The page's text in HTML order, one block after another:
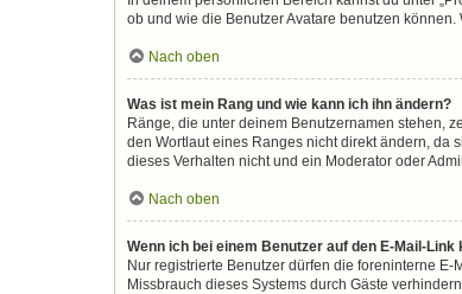
ob und wie die Benutzer Avatare benutzen
Nach oben
Was ist mein Rang und wie kann ich ihn ändern?
Ränge, die unter deinem Benutzernamen stehen,
den Wortlaut eines Ranges nicht direkt ändern,
dieses Verhalten nicht und ein Moderator oder
Nach oben
Wenn ich bei einem Benutzer auf den E-Mail-
Nur registrierte Benutzer dürfen die foreninterne
Missbrauch dieses Systems durch Gäste verhindern.